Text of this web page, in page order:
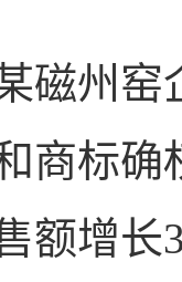
磁州窑
商标
额增长